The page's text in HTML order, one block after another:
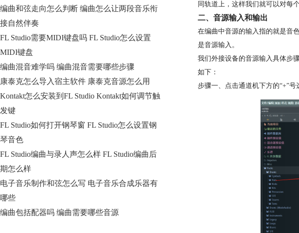
编曲和弦走向怎么判断 编曲怎么让两段音乐衔
接自然伴奏
FL Studio需要MIDI键盘吗 FL Studio怎么设置
MIDI键盘
编曲混音难学吗 编曲混音需要哪些步骤
康泰克怎么导入宿主软件 康泰克音源怎么用
Kontakt怎么安装到FL Studio Kontakt如何调节触
发键
FL Studio如何打开钢琴窗 FL Studio怎么设置钢
琴音色
FL Studio编曲与录人声怎么样 FL Studio编曲后
期怎么样
电子音乐制作和弦怎么写 电子音乐合成乐器有
哪些
编曲包括配器吗 编曲需要哪些音源
同轨道上，这样我们就可以对每
二、音源输入和输出
在编曲中音源的输入指的就是音
是音源输入。
我们外接设备的音源输入具体步
如下：
步骤一、点击通道机下方的“+”